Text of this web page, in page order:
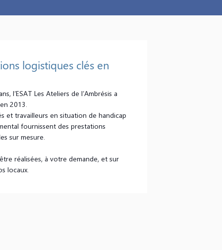
logistiques clés en
l’ESAT Les Ateliers de l’Ambrésis a
2013.
et travailleurs en situation de handicap
fournissent des prestations
sur mesure.
réalisées, à votre demande, et sur
locaux.